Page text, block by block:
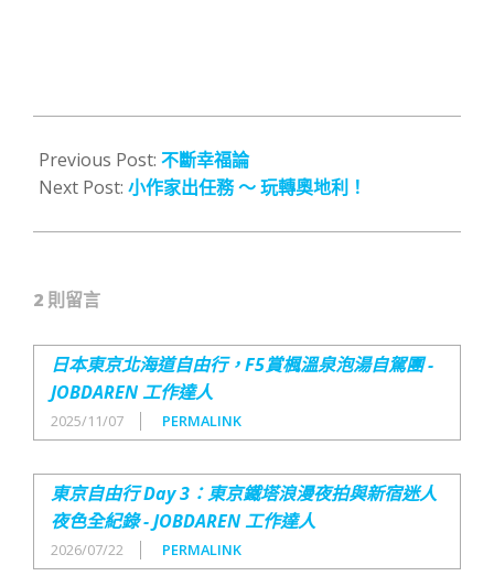
01-
30
Previous Post: 不斷幸福論
Next Post: 小作家出任務 ～ 玩轉奧地利！
2 則留言
日本東京北海道自由行，F5賞楓溫泉泡湯自駕團 -
JOBDAREN 工作達人
2025/11/07 PERMALINK
東京自由行 Day 3：東京鐵塔浪漫夜拍與新宿迷人
夜色全紀錄 - JOBDAREN 工作達人
2026/07/22 PERMALINK